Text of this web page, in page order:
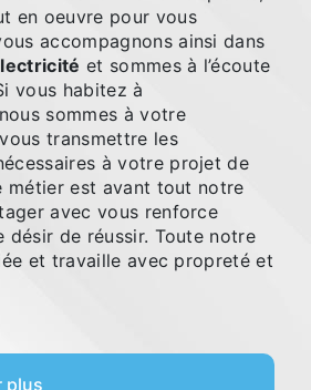
en oeuvre pour vous
accompagnons ainsi dans
et sommes à l’écoute
vous habitez à
sommes à votre
transmettre les
à votre projet de
métier est avant tout notre
avec vous renforce
désir de réussir. Toute notre
et travaille avec propreté et
plus